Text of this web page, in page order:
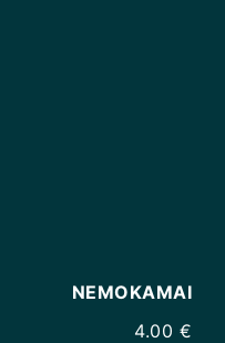
NEMOKAMAI
4.00 €